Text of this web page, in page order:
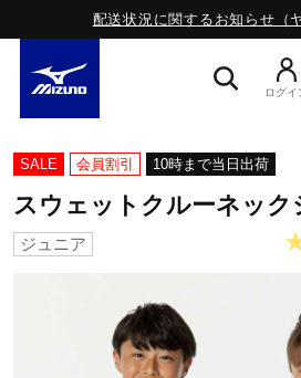
配送状況に関するお知らせ（
スニーカー
ライフスタイルウエア
ランニング
ログイ
SALE 会員割引 10時まで当日出荷
スウェットクルーネック
ジュニア